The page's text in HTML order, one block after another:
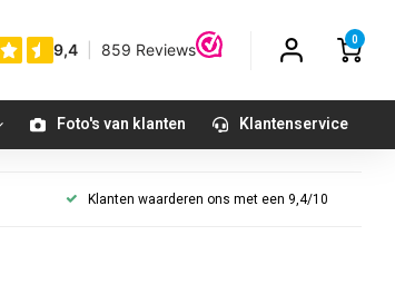
0
Foto's van klanten Klantenservice
Klanten waarderen ons met een 9,4/10